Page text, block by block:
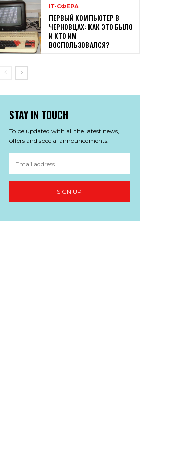
ІТ-СФЕРА
ПЕРВЫЙ КОМПЬЮТЕР В
ЧЕРНОВЦАХ: КАК ЭТО БЫЛО
И КТО ИМ
ВОСПОЛЬЗОВАЛСЯ?
STAY IN TOUCH
To be updated with all the latest news,
offers and special announcements.
SIGN UP